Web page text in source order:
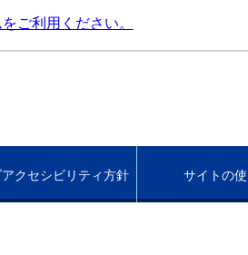
ご利用ください。
クセシビリティ方針 サイトの